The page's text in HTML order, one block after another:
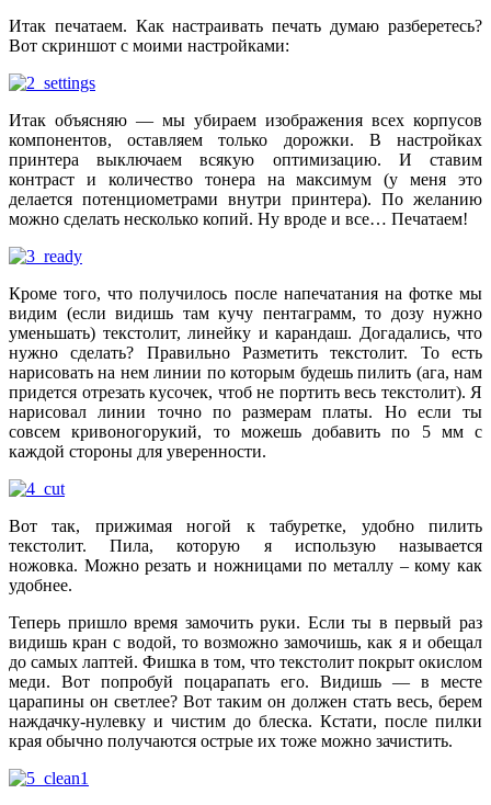
Итак печатаем. Как настраивать печать думаю разберетесь?
Вот скриншот с моими настройками:
Итак объясняю — мы убираем изображения всех корпусов
компонентов, оставляем только дорожки. В настройках
принтера выключаем всякую оптимизацию. И ставим
контраст и количество тонера на максимум (у меня это
делается потенциометрами внутри принтера). По желанию
можно сделать несколько копий. Ну вроде и все… Печатаем!
Кроме того, что получилось после напечатания на фотке мы
видим (если видишь там кучу пентаграмм, то дозу нужно
уменьшать) текстолит, линейку и карандаш. Догадались, что
нужно сделать? Правильно Разметить текстолит. То есть
нарисовать на нем линии по которым будешь пилить (ага, нам
придется отрезать кусочек, чтоб не портить весь текстолит). Я
нарисовал линии точно по размерам платы. Но если ты
совсем кривоногорукий, то можешь добавить по 5 мм с
каждой стороны для уверенности.
Вот так, прижимая ногой к табуретке, удобно пилить
текстолит. Пила, которую я использую называется
ножовка. Можно резать и ножницами по металлу – кому как
удобнее.
Теперь пришло время замочить руки. Если ты в первый раз
видишь кран с водой, то возможно замочишь, как я и обещал
до самых лаптей. Фишка в том, что текстолит покрыт окислом
меди. Вот попробуй поцарапать его. Видишь — в месте
царапины он светлее? Вот таким он должен стать весь, берем
наждачку-нулевку и чистим до блеска. Кстати, после пилки
края обычно получаются острые их тоже можно зачистить.